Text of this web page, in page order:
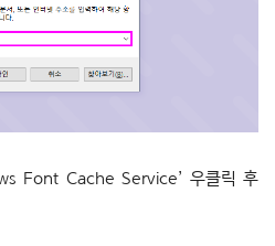
Font Cache Service’ 우클릭 후